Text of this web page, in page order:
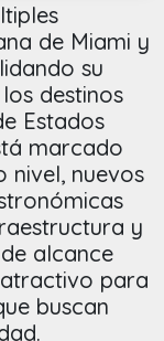
de Miami y
su
destinos
Estados
marcado
nivel, nuevos
y
alcance
para
buscan